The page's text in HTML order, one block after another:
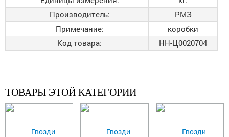
Производитель:
РМЗ
Примечание:
коробки
Код товара:
НН-Ц0020704
ТОВАРЫ ЭТОЙ КАТЕГОРИИ